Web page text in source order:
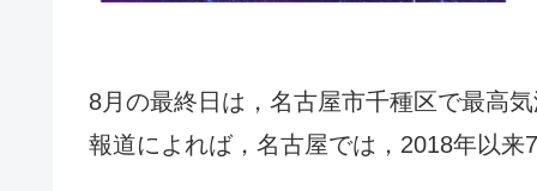
8月の最終日は，名古屋市千種区で最高
報道によれば，名古屋では，2018年以